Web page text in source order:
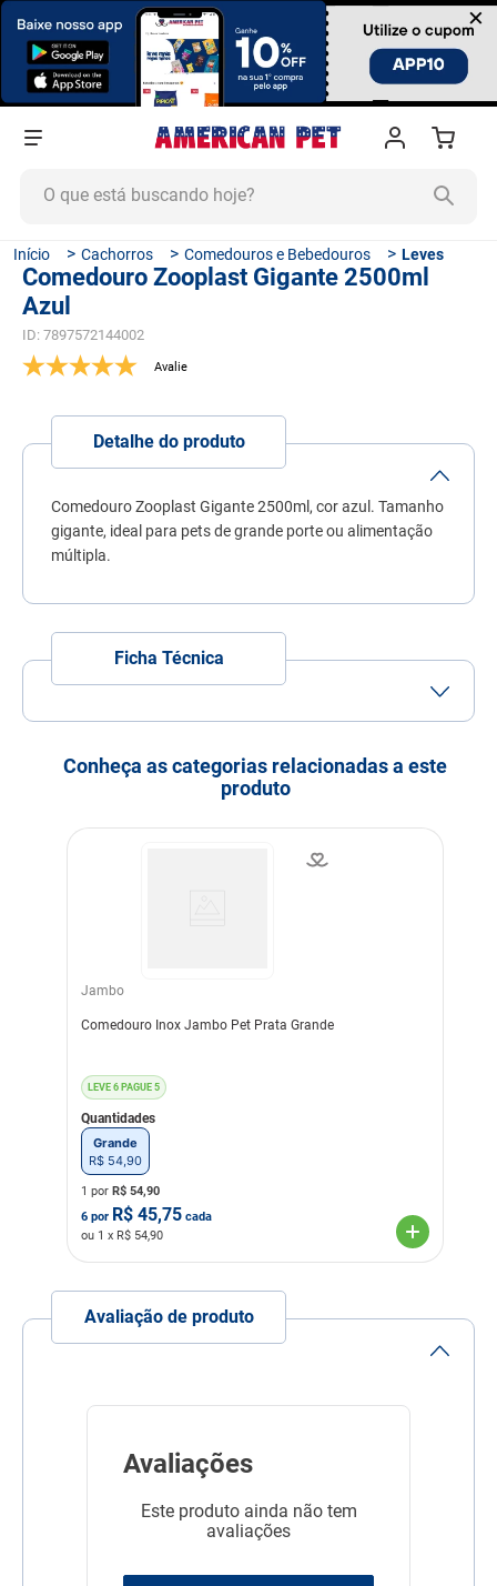
×
Cachorros Comedouros e Bebedouros Leves
Comedouro Zooplast Gigante 2500ml
Azul
ID: 7897572144002
Detalhe do produto
Comedouro Zooplast Gigante 2500ml, cor azul. Tamanho
gigante, ideal para pets de grande porte ou alimentação
múltipla.
Ficha Técnica
Conheça as categorias relacionadas a este
produto
Jambo
Comedouro Inox Jambo Pet Prata Grande
LEVE 6 PAGUE 5
Quantidades
Grande
R$ 54 90
1 por R$ 54,90
6 por R$ 45,75 cada
ou 1 x R$ 54,90
Avaliação de produto
Avaliações
Este produto ainda não tem
avaliações
TERMOS MAIS BUSCADOS
1º
ração cachorro
6º
7º
fórmula natural
10º sachê gato